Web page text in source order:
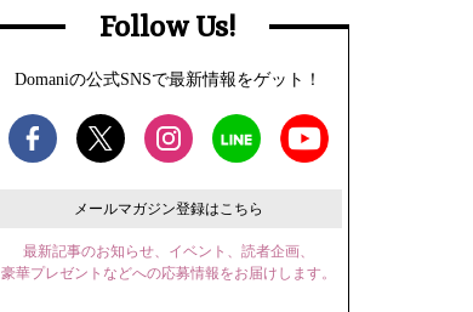
Follow Us!
Domaniの公式SNSで最新情報をゲット！
メールマガジン登録はこちら
最新記事のお知らせ、イベント、読者企画、
豪華プレゼントなどへの応募情報をお届けします。